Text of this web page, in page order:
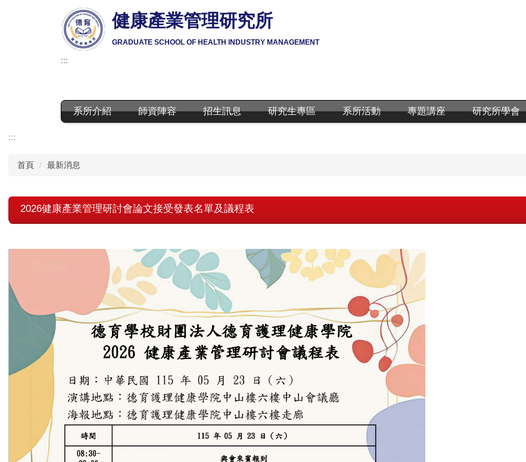
健康產業管理研究所
GRADUATE SCHOOL OF HEALTH INDUSTRY MANAGEMENT
:::
系所介紹 師資陣容 招生訊息 研究生專區 系所活動 專題講座 研究所學會
:::
首頁 最新消息
2026健康產業管理研討會論文接受發表名單及議程表